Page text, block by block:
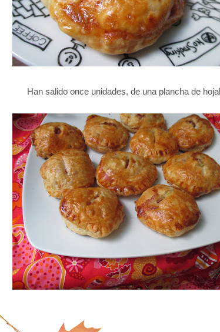
Han salido once unidades, de una plancha de